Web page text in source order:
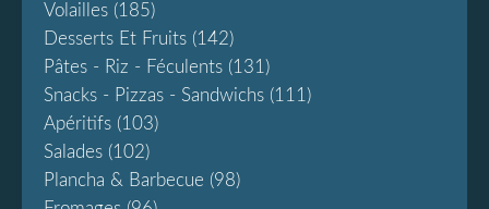
Volailles (185)
Desserts Et Fruits (142)
Pâtes - Riz - Féculents (131)
Snacks - Pizzas - Sandwichs (111)
Apéritifs (103)
Salades (102)
Plancha & Barbecue (98)